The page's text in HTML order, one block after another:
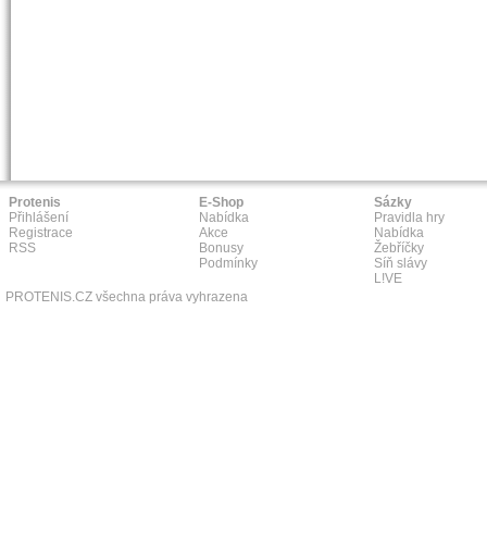
Protenis
Přihlášení
Registrace
RSS
E-Shop
Nabídka
Akce
Bonusy
Podmínky
Sázky
Pravidla hry
Nabídka
Žebříčky
Síň slávy
L!VE
PROTENIS.CZ všechna práva vyhrazena